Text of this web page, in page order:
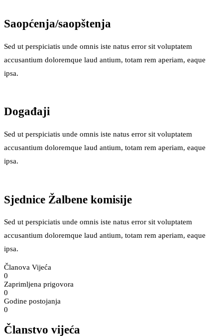
Saopćenja/saopštenja
Sed ut perspiciatis unde omnis iste natus error sit voluptatem
accusantium doloremque laud antium, totam rem aperiam, eaque
ipsa.
Događaji
Sed ut perspiciatis unde omnis iste natus error sit voluptatem
accusantium doloremque laud antium, totam rem aperiam, eaque
ipsa.
Sjednice Žalbene komisije
Sed ut perspiciatis unde omnis iste natus error sit voluptatem
accusantium doloremque laud antium, totam rem aperiam, eaque
ipsa.
Članova Vijeća
0
Zaprimljena prigovora
0
Godine postojanja
0
Članstvo vijeća